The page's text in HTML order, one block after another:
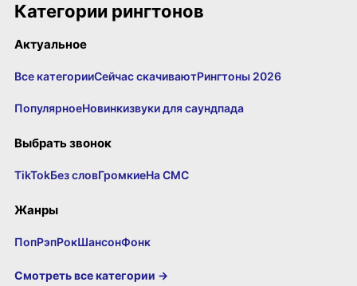
Категории рингтонов
Актуальное
Все категорииСейчас скачиваютРингтоны 2026
ПопулярноеНовинкизвуки для саундпада
Выбрать звонок
TikTokБез словГромкиеНа СМС
Жанры
ПопРэпРокШансонФонк
Смотреть все категории →